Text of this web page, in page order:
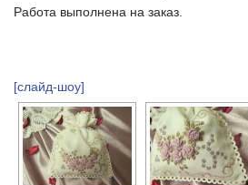
Работа выполнена на заказ.
[слайд-шоу]